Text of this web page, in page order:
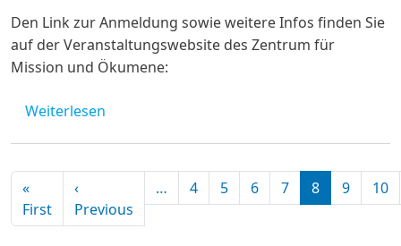
Den Link zur Anmeldung sowie weitere Infos finden Sie
auf der Veranstaltungswebsite des Zentrum für
Mission und Ökumene:
Weiterlesen
Seitennummerierung
«
FirstErste Seite
‹
Previous Vorherige Seite
… 4 5 6 7 8 9 10